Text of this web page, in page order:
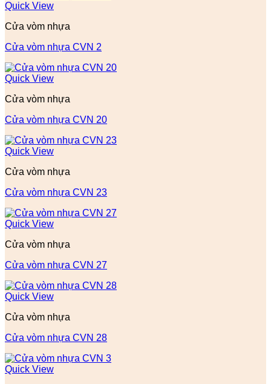
Quick View
Cửa vòm nhựa
Cửa vòm nhựa CVN 2
Quick View
Cửa vòm nhựa
Cửa vòm nhựa CVN 20
Quick View
Cửa vòm nhựa
Cửa vòm nhựa CVN 23
Quick View
Cửa vòm nhựa
Cửa vòm nhựa CVN 27
Quick View
Cửa vòm nhựa
Cửa vòm nhựa CVN 28
Quick View